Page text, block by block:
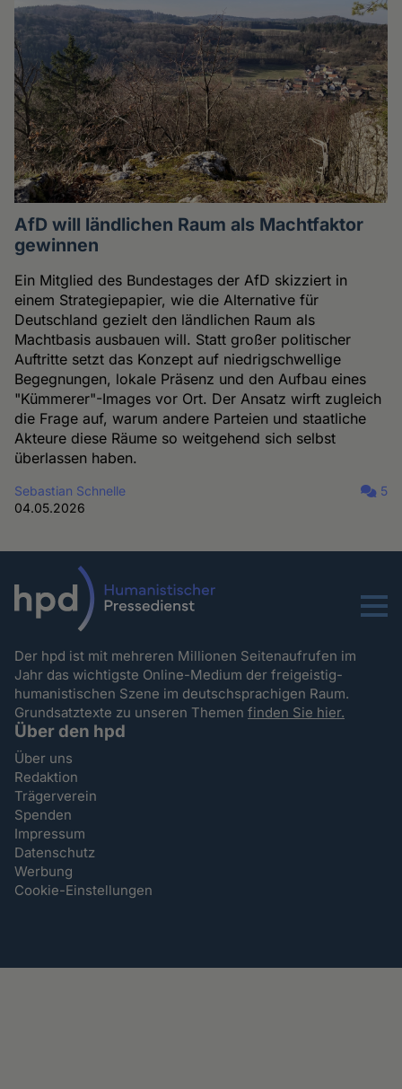
AfD will ländlichen Raum als Machtfaktor
gewinnen
Ein Mitglied des Bundestages der AfD skizziert in
einem Strategiepapier, wie die Alternative für
Deutschland gezielt den ländlichen Raum als
Machtbasis ausbauen will. Statt großer politischer
Auftritte setzt das Konzept auf niedrigschwellige
Begegnungen, lokale Präsenz und den Aufbau eines
"Kümmerer"-Images vor Ort. Der Ansatz wirft zugleich
die Frage auf, warum andere Parteien und staatliche
Akteure diese Räume so weitgehend sich selbst
überlassen haben.
Sebastian Schnelle
04.05.2026
5
Menu
Der hpd ist mit mehreren Millionen Seitenaufrufen im
Jahr das wichtigste Online-Medium der freigeistig-
humanistischen Szene im deutschsprachigen Raum.
Grundsatztexte zu unseren Themenfinden Sie hier.
Über den hpd
Über uns
Redaktion
Trägerverein
Spenden
Impressum
Datenschutz
Werbung
Cookie-Einstellungen